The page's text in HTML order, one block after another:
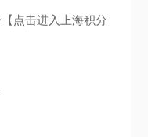
点击进入上海积分